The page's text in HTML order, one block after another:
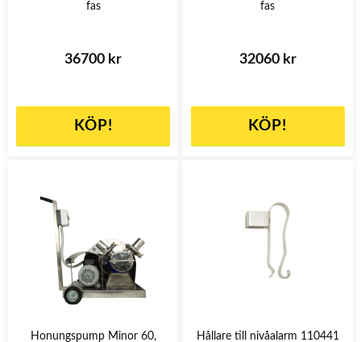
fas
36700 kr
KÖP!
fas
32060 kr
KÖP!
Honungspump Minor 60,
Hållare till nivåalarm 110441